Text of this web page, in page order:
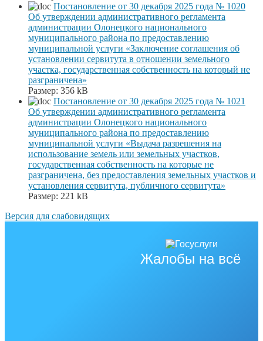
Постановление от 30 декабря 2025 года № 1020
Об утверждении административного регламента
администрации Олонецкого национального
муниципального района по предоставлению
муниципальной услуги «Заключение соглашения об
установлении сервитута в отношении земельного
участка, государственная собственность на который не
разграничена»
Размер: 356 kB
Постановление от 30 декабря 2025 года № 1021
Об утверждении административного регламента
администрации Олонецкого национального
муниципального района по предоставлению
муниципальной услуги «Выдача разрешения на
использование земель или земельных участков,
государственная собственность на которые не
разграничена, без предоставления земельных участков и
установления сервитута, публичного сервитута»
Размер: 221 kB
Версия для слабовидящих
Жалобы на всё